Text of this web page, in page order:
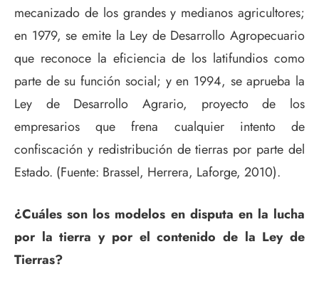
mecanizado de los grandes y medianos agricultores;
en 1979, se emite la Ley de Desarrollo Agropecuario
que reconoce la eficiencia de los latifundios como
parte de su función social; y en 1994, se aprueba la
Ley de Desarrollo Agrario, proyecto de los
empresarios que frena cualquier intento de
confiscación y redistribución de tierras por parte del
Estado. (Fuente: Brassel, Herrera, Laforge, 2010).
¿Cuáles son los modelos en disputa en la lucha
por la tierra y por el contenido de la Ley de
Tierras?